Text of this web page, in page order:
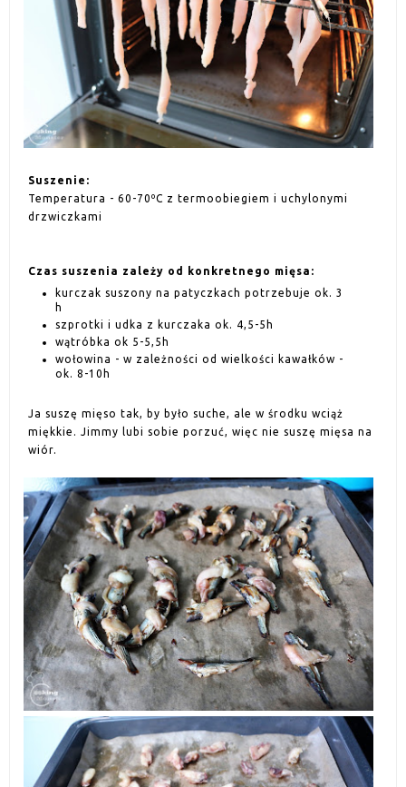
Suszenie:
Temperatura - 60-70ºC z termoobiegiem i uchylonymi
drzwiczkami
Czas suszenia zależy od konkretnego mięsa:
kurczak suszony na patyczkach potrzebuje ok. 3
h
szprotki i udka z kurczaka ok. 4,5-5h
wątróbka ok 5-5,5h
wołowina - w zależności od wielkości kawałków -
ok. 8-10h
Ja suszę mięso tak, by było suche, ale w środku wciąż
miękkie. Jimmy lubi sobie porzuć, więc nie suszę mięsa na
wiór.